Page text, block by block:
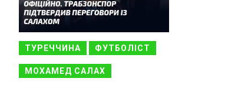
ТУРЕЧЧИНА ФУТБОЛІСТ
МОХАМЕД САЛАХ